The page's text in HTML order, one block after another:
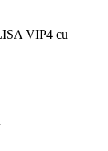
VIP4 cu